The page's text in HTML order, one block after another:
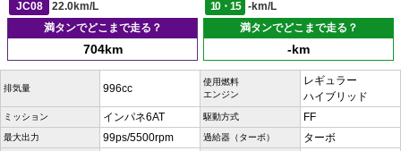
JC08
22.0km/L 10・15
-km/L
満タンでどこまで走る？
704km
満タンでどこまで走る？
-km
排気量 996cc
使用燃料
エンジン
レギュラー
ハイブリッド
ミッション インパネ6AT 駆動方式 FF
最大出力 99ps/5500rpm 過給器（ターボ） ターボ